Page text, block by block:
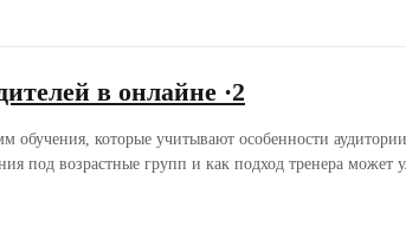
в онлайне ·2
обучения, которые учитывают особенности
под возрастные групп и как подход тренера может